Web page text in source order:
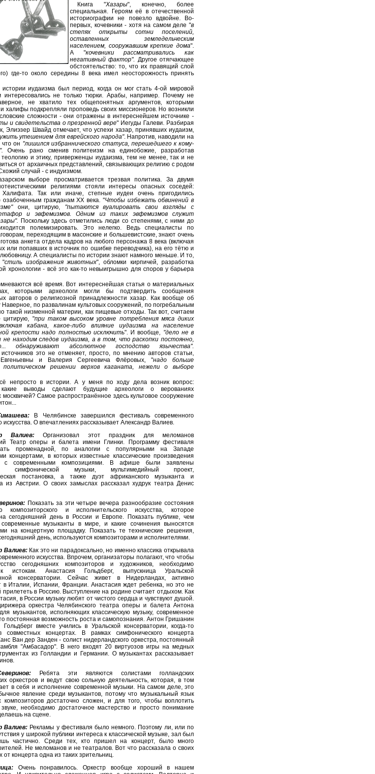
Книга "Хазары", конечно, более
специальная. Героям её в отечественной
историографии не повезло вдвойне. Во-
первых, кочевники - хотя на самом деле "в
степях открыты сотни поселений,
оставленных земледельческим
населением, сооружавшим крепкие дома".
А "кочевники рассматривались как
негативный фактор". Другое отягчающее
обстоятельство: то, что их правящий слой
где-то около середины 8 века имел неосторожность принять
иудаизма был период, когда он мог стать 4-ой мировой
интересовались не только тюрки. Арабы, например. Почему не
не хватило тех общепонятных аргументов, которыми
халифы подкрепляли проповедь своих миссионеров. Но возникли
сложности - они отражены в интереснейшем источнике -
и свидетельства о презренной вере" Иегуды Галеви. Разбирая
Элиэзер Швайд отмечает, что успехи хазар, принявших иудаизм,
утешением для еврейского народа". Напротив, наводили на
он "лишился избраннического статуса, перешедшего к кому-
Очень рано сменив политеизм на единобожие, разработав
и этику, приверженцы иудаизма, тем не менее, так и не
от архаичных представлений, связывающих религию с родом
случай - с индуизмом.
выборе просматривается трезвая политика. За двумя
религиями стояли интересы опасных соседей:
Так или иначе, степные иудеи очень пригодились
озабоченным гражданам ХХ века. "Чтобы избежать обвинений в
они, цитирую,
"пытаются вуалировать свои взгляды с
и эвфемизмов. Одним из таких эвфемизмов служит
Поскольку здесь отметились люди со степенями, с ними до
полемизировать. Это нелегко. Ведь специалисты по
переходящим в масонские и большевистские, знают очень
анкета отдела кадров на любого персонажа 8 века (включая
или попавших в источник по ошибке переводчика), на его тётю и
А специалисты по истории знают намного меньше. И то,
"стиль изображения животных", обломки кирпичей, разработка
хронологии - всё это как-то невыигрышно для споров у барьера
всё время. Вот интереснейшая статья о материальных
которыми археологи могли бы подтвердить сообщения
авторов о религиозной принадлежности хазар. Как вообще об
Наверное, по развалинам культовых сооружений, по погребальным
такой низменной материи, как пищевые отходы. Так вот, считаем
цитирую, "при таком высоком уровне потребления мяса диких
кабана, какое-либо влияние иудаизма на население
крепости надо полностью исключить". И вообще,
"дело не в
находим следов иудаизма, а в том, что раскопки постоянно,
обнаруживают абсолютное господство язычества".
это не отменяет, просто, по мнению авторов статьи,
и Валерия Сергеевича Флёровых, "надо больше
политическом решении верхов каганата, нежели о выборе
непросто в истории. А у меня по ходу дела возник вопрос:
какие выводы сделают будущие археологи о верованиях
Самое распространённое здесь культовое сооружение
В Челябинске завершился фестиваль современного
искусства. О впечатлениях рассказывает Александр Валиев.
Валиев:Организовал этот праздник для меломанов
Театр оперы и балета имени Глинки. Программу фестиваля
променадной, по аналогии с популярными на Западе
концертами, в которых известные классические произведения
с современными композициями. В афише были заявлены
симфонической музыки, мультимедийный проект,
постановка, а также дуэт африканского музыканта и
из Австрии. О своих замыслах рассказал худрук театра Денис
Показать за эти четыре вечера разнообразие состояния
композиторского и исполнительского искусства, которое
сегодняшний день в России и Европе. Показать публике, чем
музыканты в мире, и какие сочинения выносятся
на концертную площадку. Показать те технические решения,
день, используются композиторами и исполнителями.
Валиев:Как это ни парадоксально, но именно классика открывала
искусства. Впрочем, организаторы полагают, что чтобы
сегодняшних композиторов и художников, необходимо
истокам. Анастасия Гольдберг, выпускница Уральской
консерватории. Сейчас живет в Нидерландах, активно
в Италии, Испании, Франции. Анастасия ждет ребенка, но это не
в Россию. Выступление на родине считает отдыхом. Как
в России музыку любят от чистого сердца и чувствуют душой.
оркестра Челябинского театра оперы и балета Антона
музыкантов, исполняющих классическую музыку, современное
постоянная возможность роста и самопознания. Антон Гришанин
вместе учились в Уральской консерватории, когда-то
совместных концертах. В рамках симфонического концерта
Ван дер Занден - солист нидерландского оркестра, постоянный
"Амбасадор". В него входят 20 виртуозов игры на медных
из Голландии и Германии. О музыкантах рассказывает
Ребята эти являются солистами голландских
оркестров и ведут свою сольную деятельность, которая, в том
в себя и исполнение современной музыки. На самом деле, это
явление среди музыкантов, потому что музыкальный язык
композиторов достаточно сложен, и для того, чтобы воплотить
необходимо достаточное мастерство и просто понимание
на сцене.
Валиев: Рекламы у фестиваля было немного. Поэтому ли, или по
у широкой публики интереса к классической музыке, зал был
частично. Среди тех, кто пришел на концерт, было много
Не меломанов и не театралов. Вот что рассказала о своих
от концерта одна из таких зрительниц.
Очень понравилось. Оркестр вообще хороший в нашем